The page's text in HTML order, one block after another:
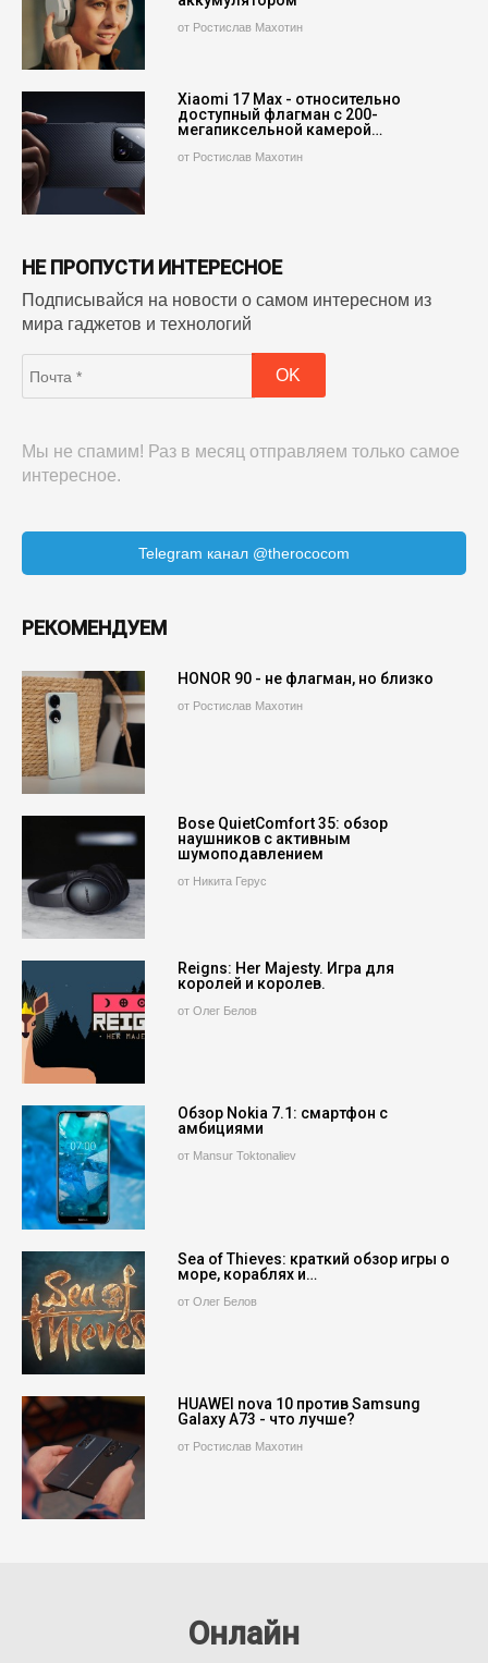
от Ростислав Махотин
Xiaomi 17 Max - относительно
доступный флагман с 200-
мегапиксельной камерой…
от Ростислав Махотин
НЕ ПРОПУСТИ ИНТЕРЕСНОЕ
Подписывайся на новости о самом интересном из
мира гаджетов и технологий
Мы не спамим! Раз в месяц отправляем только самое
интересное.
Telegram канал @therococom
РЕКОМЕНДУЕМ
HONOR 90 - не флагман, но близко
от Ростислав Махотин
Bose QuietComfort 35: обзор
наушников с активным
шумоподавлением
от Никита Герус
Reigns: Her Majesty. Игра для
королей и королев.
от Олег Белов
Обзор Nokia 7.1: смартфон с
амбициями
от Mansur Toktonaliev
Sea of Thieves: краткий обзор игры о
море, кораблях и…
от Олег Белов
HUAWEI nova 10 против Samsung
Galaxy A73 - что лучше?
от Ростислав Махотин
Онлайн